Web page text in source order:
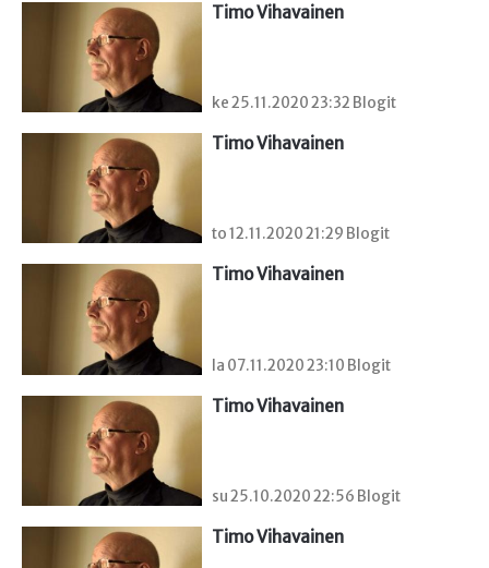
Timo Vihavainen
ke 25.11.2020 23:32 Blogit
Timo Vihavainen
to 12.11.2020 21:29 Blogit
Timo Vihavainen
la 07.11.2020 23:10 Blogit
Timo Vihavainen
su 25.10.2020 22:56 Blogit
Timo Vihavainen